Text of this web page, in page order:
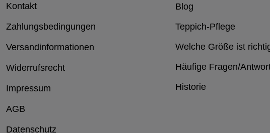
Kontakt
Zahlungsbedingungen
Versandinformationen
Widerrufsrecht
Impressum
AGB
Datenschutz
Blog
Teppich-Pflege
Welche Größe ist
Häufige Fragen/
Historie